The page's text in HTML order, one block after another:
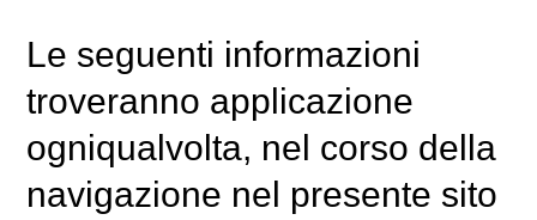
Le seguenti informazioni
troveranno applicazione
ogniqualvolta, nel corso della
navigazione nel presente sito